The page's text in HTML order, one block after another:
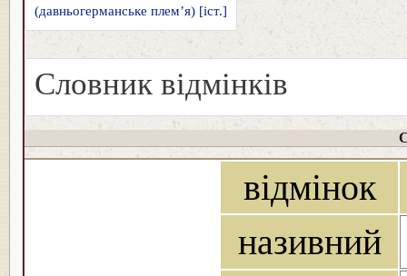
(давньогерманське плем’я) [іст.]
Словник відмінків
відмінок
називний